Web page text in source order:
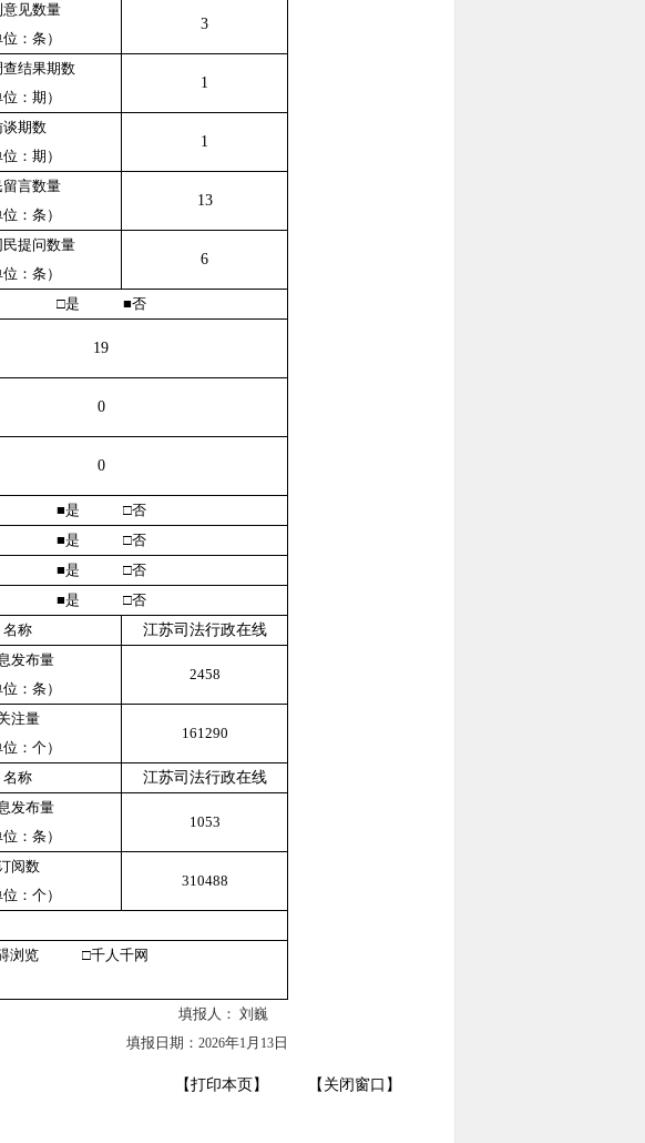
意见数量
位：条）
3
查结果期数
位：期）
1
谈期数
位：期）
1
留言数量
位：条）
13
民提问数量
位：条）
6
□是 ■否
19
0
0
■是 □否
■是 □否
■是 □否
■是 □否
名称
江苏司法行政在线
发布量
位：条）
2458
注量
位：个）
161290
名称
江苏司法行政在线
发布量
位：条）
1053
阅数
位：个）
310488
浏览 □千人千网
填报人： 刘巍
填报日期： 2026年1 月 13 日
【打印本页】 【关闭窗口】